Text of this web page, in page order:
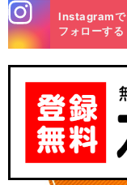
m
Instagramで
フォローする